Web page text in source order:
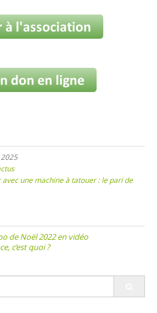
avec une machine à tatouer : le pari de
de Noël 2022 en vidéo
c’est quoi ?